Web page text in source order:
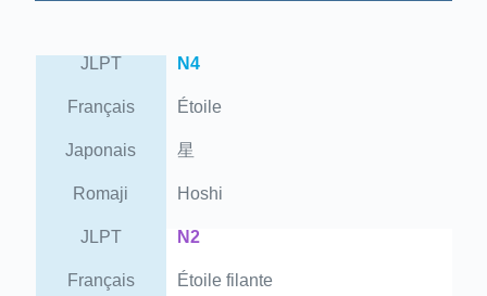
JLPT N4
Français Étoile
Japonais 星
Romaji Hoshi
JLPT N2
Français Étoile filante